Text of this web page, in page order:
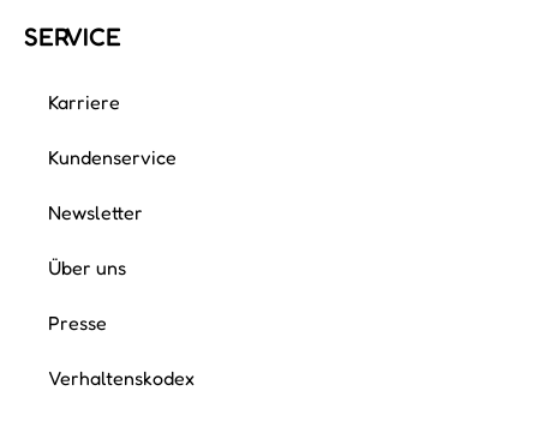
SERVICE
Karriere
Kundenservice
Newsletter
Über uns
Presse
Verhaltenskodex